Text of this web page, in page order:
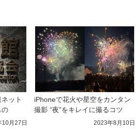
ット
の
月27日
iPhoneで花火や星空をカンタン
撮影 “夜”をキレイに撮るコツ
2023年8月10日